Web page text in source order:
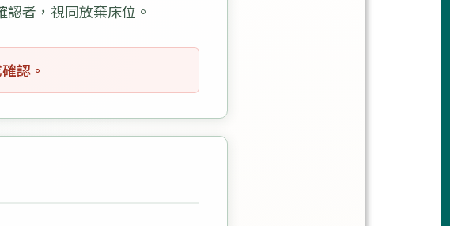
者，視同放棄床位。
認。